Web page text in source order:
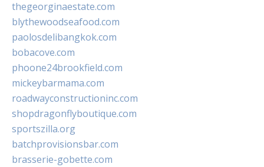
thegeorginaestate.com
blythewoodseafood.com
paolosdelibangkok.com
bobacove.com
phoone24brookfield.com
mickeybarmama.com
roadwayconstructioninc.com
shopdragonflyboutique.com
sportszilla.org
batchprovisionsbar.com
brasserie-gobette.com